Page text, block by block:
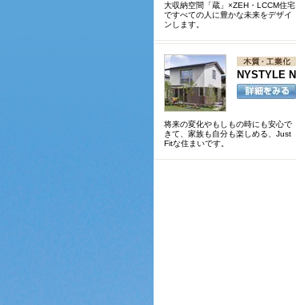
大収納空間「蔵」×ZEH・LCCM住宅
ですべての人に豊かな未来をデザイ
ンします。
NYSTYLE N
将来の変化やもしもの時にも安心で
きて、家族も自分も楽しめる、Just
Fitな住まいです。